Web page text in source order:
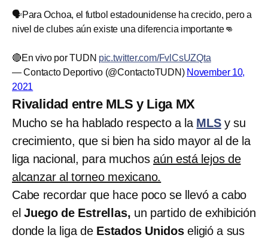
🗣️Para Ochoa, el futbol estadounidense ha crecido, pero a
nivel de clubes aún existe una diferencia importante👊
🔴En vivo por TUDN pic.twitter.com/FvlCsUZQta
— Contacto Deportivo (@ContactoTUDN) November 10,
2021
Rivalidad entre MLS y Liga MX
Mucho se ha hablado respecto a la MLSy su
crecimiento, que si bien ha sido mayor al de la
liga nacional, para muchosaún está lejos de
alcanzar al torneo mexicano.
Cabe recordar que hace poco se llevó a cabo
el Juego de Estrellas, un partido de exhibición
donde la liga deEstados Unidoseligió a sus